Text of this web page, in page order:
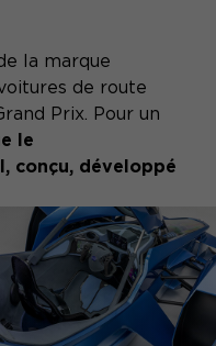
la marque
de route
Prix. Pour un
le
conçu, développé